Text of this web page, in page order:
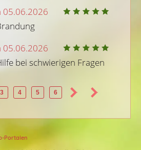
bei schwierigen Fragen
3 4 5 6
Portalen